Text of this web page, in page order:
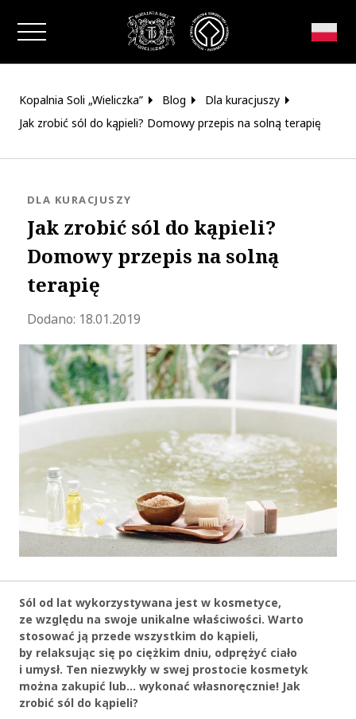
Zamknij okno
Kopalnia Soli „Wieliczka” Blog
Dla kuracjuszy
Jak zrobić sól do kąpieli? Domowy przepis na solną terapię
Jak zrobić sól do kąpieli?
Domowy przepis na solną
terapię
KATEGORIA:
DLA KURACJUSZY
Dodano: 18.01.2019Zaktualizowano 2023-06-29 08:19:18
Sól od lat wykorzystywana jest w kosmetyce,
ze względu na swoje unikalne właściwości. Warto
stosować ją przede wszystkim do kąpieli,
by relaksując się po ciężkim dniu, odprężyć ciało
i umysł. Ten niezwykły w swej prostocie kosmetyk
można zakupić lub… wykonać własnoręcznie! Jak
zrobić sól do kąpieli?